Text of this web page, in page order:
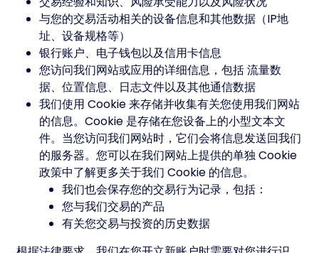
与您的交易活动相关的设备信息和其他数据（IP地
址、设备规格等）
银行账户、电子钱包以及信用卡信息
您访问我们网站或应用的详细信息，包括 流量数
据、位置信息、日志文件以及其他通信数据
我们使用 Cookie 来存储并收集有关您使用我们网站
的信息。Cookie 是存储在您设备上的小型文本文
件。当您访问我们网站时，它们会将信息发送回我们
的服务器。您可以在我们网站上提供的单独 Cookie
政策中了解更多关于我们 Cookie 的信息。
我们也会保存您的交易行为记录，包括：
您与我们交易的产品
有关您交易与投资的历史数据